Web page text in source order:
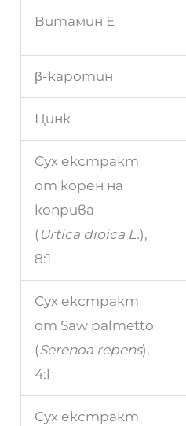
Витамин Е
β-каротин
Цинк
Сух екстракт
от корен на
коприва
( Urtica dioica L.),
8:1
Сух екстракт
от Saw palmetto
(Serenoa repens),
4:l
Сух екстракт